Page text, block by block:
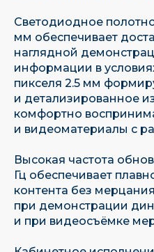
Светодиодное
мм обеспечивает
наглядной
информации в
пикселя 2.5 мм
и детализированное
комфортно
и видеоматериалы с
Высокая частота
Гц обеспечивает
контента без
при демонстрации
и при видеосъёмке